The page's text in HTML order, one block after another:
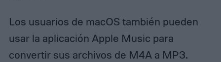
Los usuarios de macOS también pueden
usar la aplicación Apple Music para
convertir sus archivos de M4A a MP3.